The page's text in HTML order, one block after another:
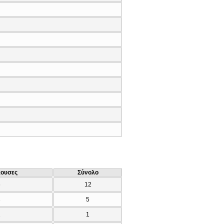
Σύνολο
12
5
1